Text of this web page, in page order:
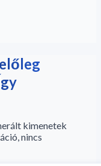
kimenetek
nincs